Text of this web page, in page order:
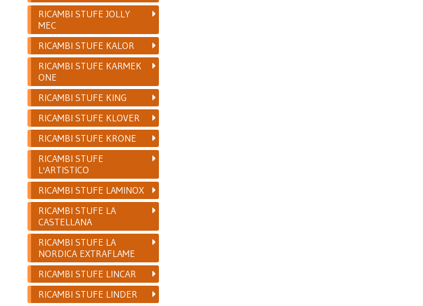
RICAMBI STUFE JOLLY
MEC
RICAMBI STUFE KALOR
RICAMBI STUFE KARMEK
ONE
RICAMBI STUFE KING
RICAMBI STUFE KLOVER
RICAMBI STUFE KRONE
RICAMBI STUFE
L'ARTISTICO
RICAMBI STUFE LAMINOX
RICAMBI STUFE LA
CASTELLANA
RICAMBI STUFE LA
NORDICA EXTRAFLAME
RICAMBI STUFE LINCAR
RICAMBI STUFE LINDER